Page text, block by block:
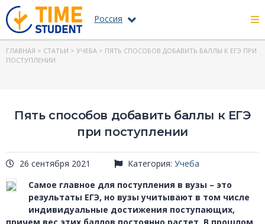
Россия
ГЛАВНАЯ > СТАТЬИ > УЧЕБА > ПЯТЬ СПОСОБОВ ДОБАВИТЬ БАЛЛЫ К ЕГЭ ПРИ
ПОСТУПЛЕНИИ
Пять способов добавить баллы к ЕГЭ
при поступлении
26 сентября 2021 Категория: Учеба
Самое главное для поступления в вузы – это
результаты ЕГЭ, но вузы учитывают в том числе
индивидуальные достижения поступающих,